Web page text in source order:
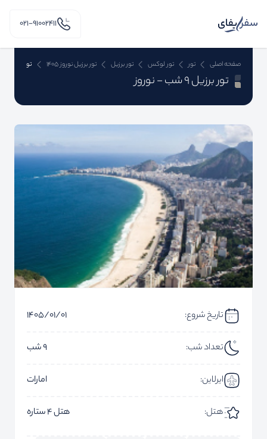
۰۲۱-91002411
صفحه اصلی تور تور لوکس تور برزیل تور برزیل نوروز 1405 تور برزیل 9 شب - نوروز
تور برزیل 9 شب - نوروز
تاریخ شروع: 1405/01/01
تعداد شب: 9 شب
ایرلاین: امارات
هتل: هتل 4 ستاره